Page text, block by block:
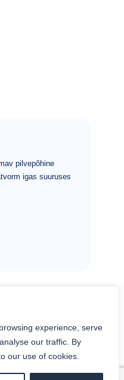
experience, serve
our traffic. By
our use of cookies.
pilvepõhine
igas suuruses